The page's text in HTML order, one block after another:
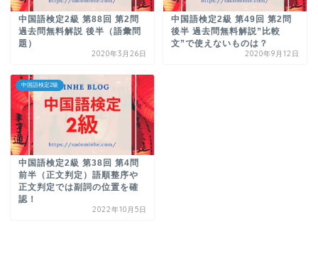
中国語検定2級 第88回 第2問
過去問無料解説 後半（語彙問
題）
2020年3月26日
中国語検定2級 第49回 第2問
後半 過去問無料解説”比較
文”で使えないものは？
2020年9月12日
中国語検定2級
中国語検定2級 第38回 第4問
前半（正文判定）語順整序や
正文判定では副詞の位置を確
認！
2022年10月5日